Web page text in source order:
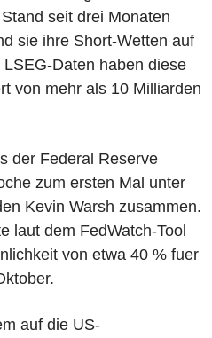
seit drei Monaten
sie ihre Short-Wetten auf
Daten haben diese
von mehr als 10 Milliarden
der Federal Reserve
zum ersten Mal unter
Kevin Warsh zusammen.
laut dem FedWatch-Tool
von etwa 40 % fuer
auf die US-